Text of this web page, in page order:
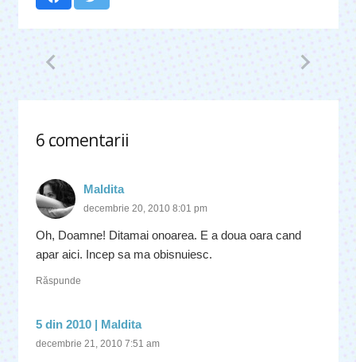
6 comentarii
.
Maldita
decembrie 20, 2010 8:01 pm
Oh, Doamne! Ditamai onoarea. E a doua oara cand
apar aici. Incep sa ma obisnuiesc.
Răspunde
5 din 2010 | Maldita
decembrie 21, 2010 7:51 am